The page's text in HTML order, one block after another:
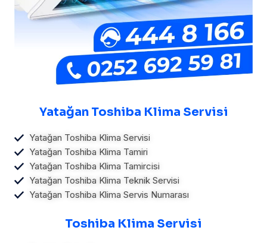
Yatağan Toshiba Klima Servisi
Yatağan Toshiba Klima Servisi
Yatağan Toshiba Klima Tamiri
Yatağan Toshiba Klima Tamircisi
Yatağan Toshiba Klima Teknik Servisi
Yatağan Toshiba Klima Servis Numarası
Toshiba Klima Servisi